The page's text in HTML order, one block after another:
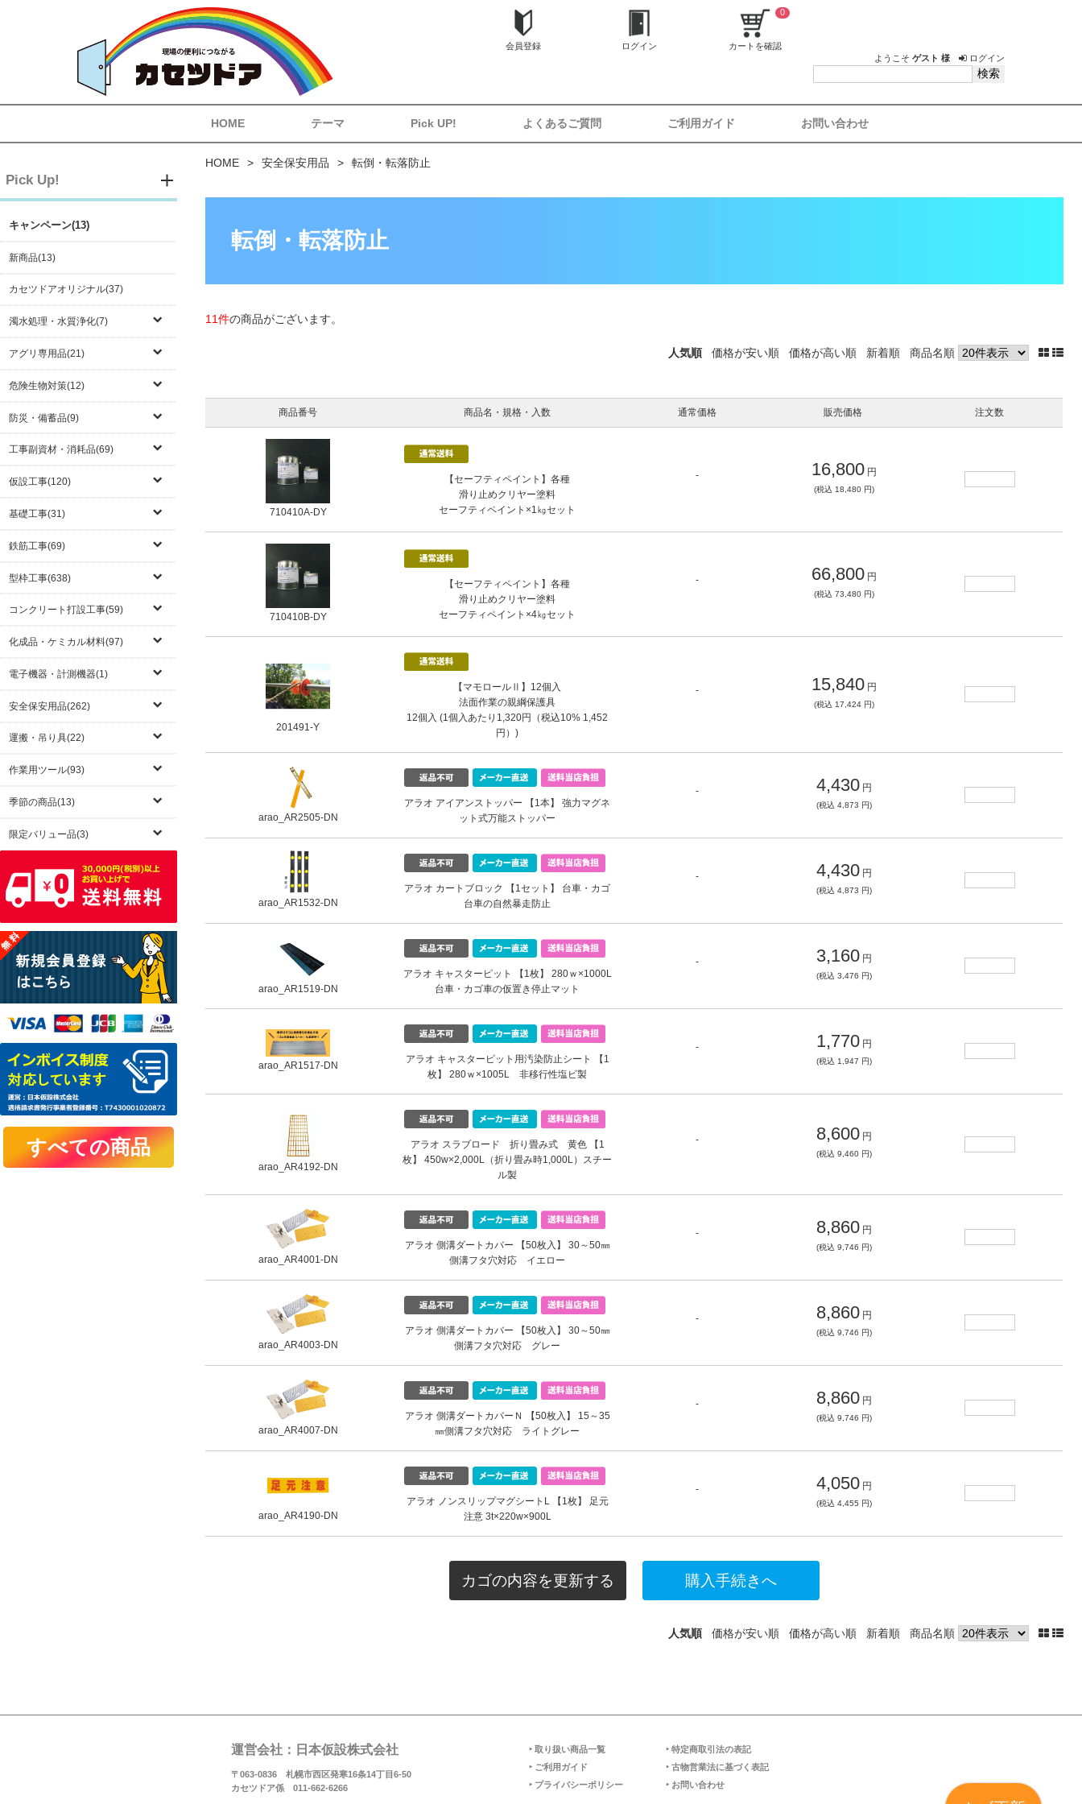
会員登録 ログイン カートを確認
0
ようこそ ゲスト 様 ログイン
HOME テーマ Pick UP! よくあるご質問 ご利用ガイド お問い合わせ
Pick Up!
キャンペーン(13)
新商品(13)
カセツドアオリジナル(37)
濁水処理・水質浄化(7)
アグリ専用品(21)
危険生物対策(12)
防災・備蓄品(9)
工事副資材・消耗品(69)
仮設工事(120)
基礎工事(31)
鉄筋工事(69)
型枠工事(638)
コンクリート打設工事(59)
化成品・ケミカル材料(97)
電子機器・計測機器(1)
安全保安用品(262)
運搬・吊り具(22)
作業用ツール(93)
季節の商品(13)
限定バリュー品(3)
HOME 安全保安用品 転倒・転落防止
転倒・転落防止
11件の商品がございます。
人気順 価格が安い順 価格が高い順 新着順 商品名順
商品番号 商品名・規格・入数 通常価格 販売価格 注文数
710410A-DY
【セーフティペイント】各種
滑り止めクリヤー塗料
セーフティペイント×1㎏セット
- 16,800 円
(税込 18,480 円)
710410B-DY
【セーフティペイント】各種
滑り止めクリヤー塗料
セーフティペイント×4㎏セット
- 66,800 円
(税込 73,480 円)
201491-Y
【マモロールⅡ】12個入
法面作業の親綱保護具
12個入 (1個入あたり1,320円（税込10% 1,452
円）)
- 15,840 円
(税込 17,424 円)
arao_AR2505-DN
アラオ アイアンストッパー 【1本】 強力マグネ
ット式万能ストッパー
- 4,430 円
(税込 4,873 円)
arao_AR1532-DN
アラオ カートブロック 【1セット】 台車・カゴ
台車の自然暴走防止
- 4,430 円
(税込 4,873 円)
arao_AR1519-DN
アラオ キャスターピット 【1枚】 280ｗ×1000L
台車・カゴ車の仮置き停止マット
- 3,160 円
(税込 3,476 円)
arao_AR1517-DN
アラオ キャスターピット用汚染防止シート 【1
枚】 280ｗ×1005L 非移行性塩ビ製
- 1,770 円
(税込 1,947 円)
arao_AR4192-DN
アラオ スラブロード 折り畳み式 黄色 【1
枚】 450w×2,000L（折り畳み時1,000L）スチー
ル製
- 8,600 円
(税込 9,460 円)
arao_AR4001-DN
アラオ 側溝ダートカバー 【50枚入】 30～50㎜
側溝フタ穴対応 イエロー
- 8,860 円
(税込 9,746 円)
arao_AR4003-DN
アラオ 側溝ダートカバー 【50枚入】 30～50㎜
側溝フタ穴対応 グレー
- 8,860 円
(税込 9,746 円)
arao_AR4007-DN
アラオ 側溝ダートカバーＮ 【50枚入】 15～35
㎜側溝フタ穴対応 ライトグレー
- 8,860 円
(税込 9,746 円)
arao_AR4190-DN
アラオ ノンスリップマグシートL 【1枚】 足元
注意 3t×220w×900L
- 4,050 円
(税込 4,455 円)
カゴの内容を更新する
人気順 価格が安い順 価格が高い順 新着順 商品名順
運営会社：日本仮設株式会社
〒063-0836 札幌市西区発寒16条14丁目6-50
カセツドア係 011-662-6266
‣ 取り扱い商品一覧
‣ ご利用ガイド
‣ プライバシーポリシー
‣ 特定商取引法の表記
‣ 古物営業法に基づく表記
‣ お問い合わせ